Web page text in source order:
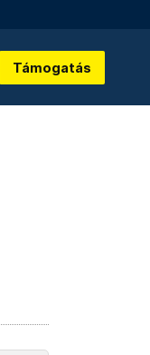
Támogatás